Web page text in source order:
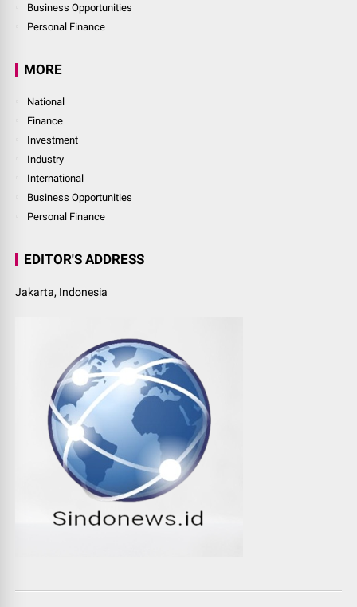
Business Opportunities
Personal Finance
MORE
National
Finance
Investment
Industry
International
Business Opportunities
Personal Finance
EDITOR'S ADDRESS
Jakarta, Indonesia